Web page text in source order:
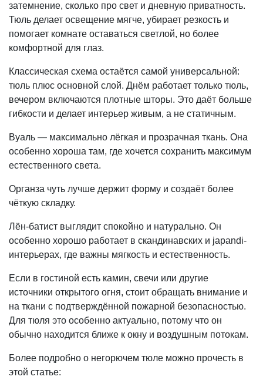
затемнение, сколько про свет и дневную приватность.
Тюль делает освещение мягче, убирает резкость и
помогает комнате оставаться светлой, но более
комфортной для глаз.
Классическая схема остаётся самой универсальной:
тюль плюс основной слой. Днём работает только тюль,
вечером включаются плотные шторы. Это даёт больше
гибкости и делает интерьер живым, а не статичным.
Вуаль — максимально лёгкая и прозрачная ткань. Она
особенно хороша там, где хочется сохранить максимум
естественного света.
Органза чуть лучше держит форму и создаёт более
чёткую складку.
Лён-батист выглядит спокойно и натурально. Он
особенно хорошо работает в скандинавских и japandi-
интерьерах, где важны мягкость и естественность.
Если в гостиной есть камин, свечи или другие
источники открытого огня, стоит обращать внимание и
на ткани с подтверждённой пожарной безопасностью.
Для тюля это особенно актуально, потому что он
обычно находится ближе к окну и воздушным потокам.
Более подробно о негорючем тюле можно прочесть в
этой статье: